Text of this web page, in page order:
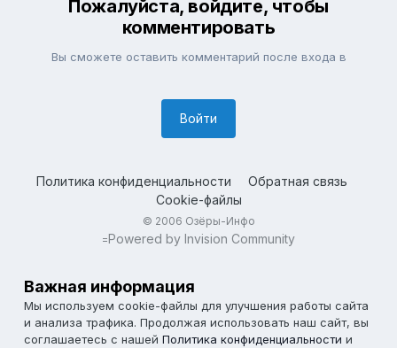
Пожалуйста, войдите, чтобы
комментировать
Вы сможете оставить комментарий после входа в
Войти
Политика конфиденциальности
Обратная связь
Cookie-файлы
© 2006 Озёры-Инфо
=Powered by Invision Community
Важная информация
Мы используем cookie-файлы для улучшения работы сайта
и анализа трафика. Продолжая использовать наш сайт, вы
соглашаетесь с нашей Политика конфиденциальности и